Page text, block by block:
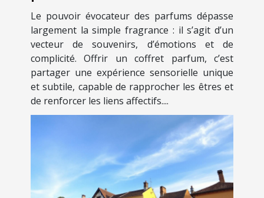
dans les relations ?
Le pouvoir évocateur des parfums dépasse
largement la simple fragrance : il s’agit d’un
vecteur de souvenirs, d’émotions et de
complicité. Offrir un coffret parfum, c’est
partager une expérience sensorielle unique
et subtile, capable de rapprocher les êtres et
de renforcer les liens affectifs....